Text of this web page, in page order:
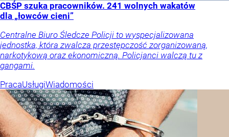
CBŚP szuka pracowników. 241 wolnych wakatów
dla „łowców cieni”
Centralne Biuro Śledcze Policji to wyspecjalizowana
jednostka, która zwalcza przestępczość zorganizowaną,
narkotykową oraz ekonomiczną. Policjanci walczą tu z
gangami.
PracaUsługiWiadomości